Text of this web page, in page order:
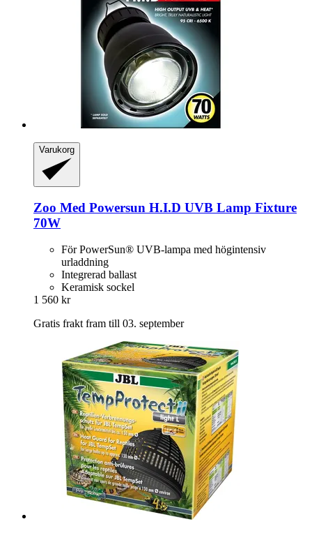
Varukorg
Zoo Med Powersun H.I.D UVB Lamp Fixture
70W
För PowerSun® UVB-lampa med högintensiv
urladdning
Integrerad ballast
Keramisk sockel
1 560 kr
Gratis frakt fram till 03. september